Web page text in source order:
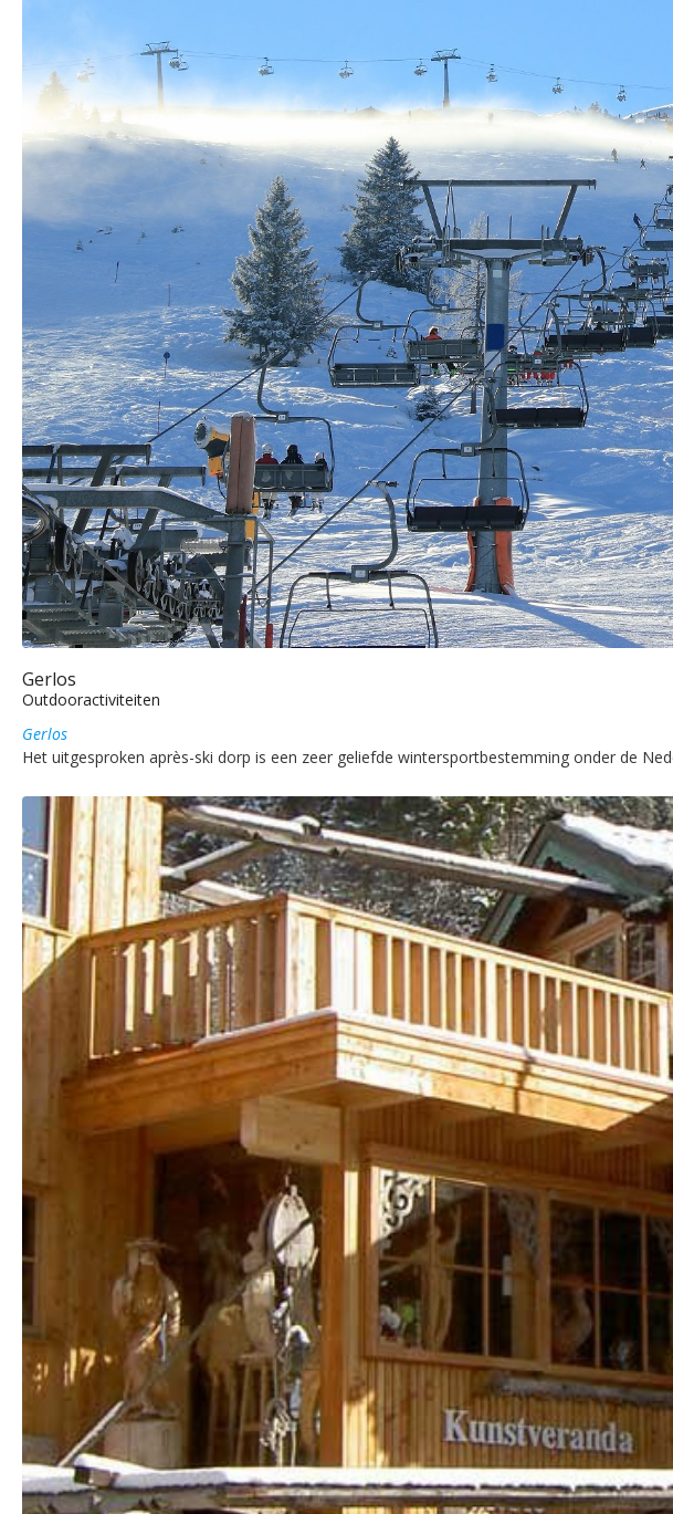
Gerlos
Outdooractiviteiten
Gerlos
Het uitgesproken après-ski dorp is een zeer geliefde wintersportbestemming onder de